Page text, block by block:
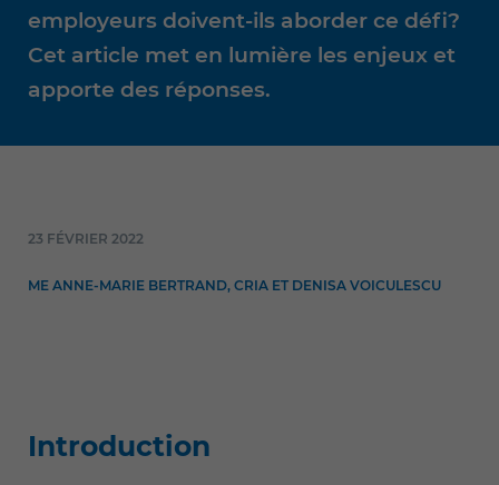
employeurs doivent-ils aborder ce défi?
Cet article met en lumière les enjeux et
apporte des réponses.
23 FÉVRIER 2022
ME ANNE-MARIE BERTRAND, CRIA ET DENISA VOICULESCU
Introduction